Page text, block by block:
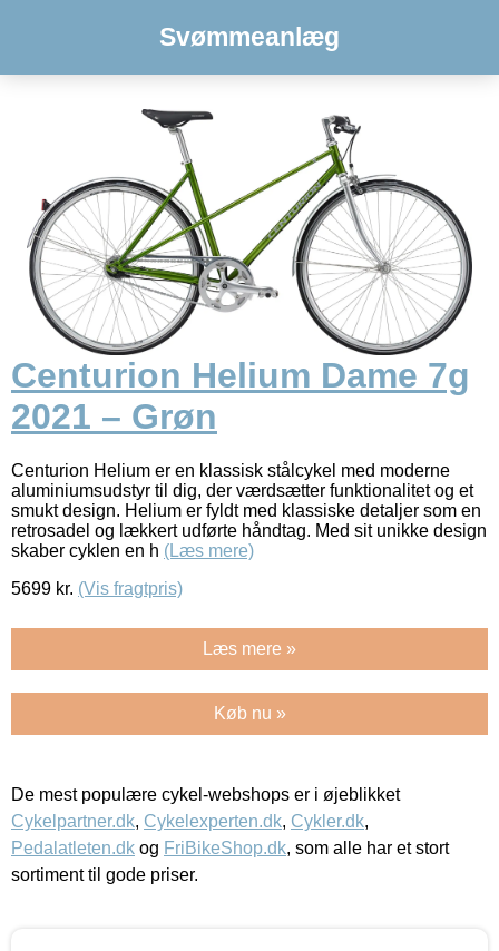
Svømmeanlæg
Centurion Helium Dame 7g
2021 – Grøn
Centurion Helium er en klassisk stålcykel med moderne
aluminiumsudstyr til dig, der værdsætter funktionalitet og et
smukt design. Helium er fyldt med klassiske detaljer som en
retrosadel og lækkert udførte håndtag. Med sit unikke design
skaber cyklen en h (Læs mere)
5699 kr. (Vis fragtpris)
Læs mere »
Køb nu »
De mest populære cykel-webshops er i øjeblikket
Cykelpartner.dk, Cykelexperten.dk, Cykler.dk,
Pedalatleten.dk og FriBikeShop.dk, som alle har et stort
sortiment til gode priser.